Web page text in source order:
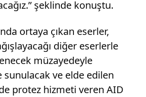
şeklinde konuştu.
ortaya çıkan eserler,
diğer eserlerle
müzayedeyle
sunulacak ve elde edilen
protez hizmeti veren AID